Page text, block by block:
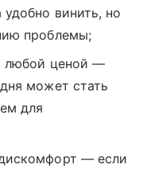
удобно винить, но
проблемы;
любой ценой —
может стать
для
— если